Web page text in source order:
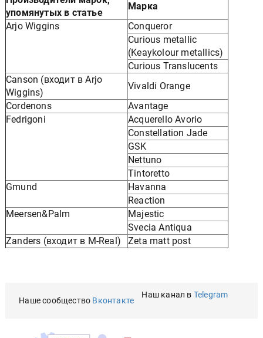
упомянутых в статье
Марка
Arjo Wiggins
Conqueror
Curious metallic
(Keaykolour metallics)
Curious Translucents
Canson (входит в Arjo
Wiggins)
Vivaldi Orange
Cordenons
Avantage
Fedrigoni
Acquerello Avorio
Constellation Jade
GSK
Nettuno
Tintoretto
Gmund
Havanna
Reaction
Meersen&Palm
Majestic
Svecia Antiqua
Zanders (входит в M-Real)
Zeta matt post
Наше сообщество Вконтакте
Наш канал в Telegram